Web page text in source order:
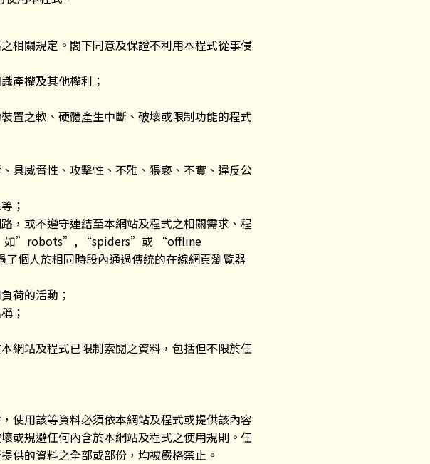
相關規定。閣下同意及保證不利用本程式從事侵
產權及其他權利；
置之軟、硬體產生中斷、破壞或限制功能的程式
具威脅性、攻擊性、不雅、猥褻、不實、違反公
；
，或不遵守連結至本網站及程式之相關需求、程
， 如”robots”, “spiders”或 “offline
個人於相同時段內通過傳統的在線網頁瀏覧器
荷的活動；
；
網站及程式已限制索閱之資料，包括但不限於任
使用該等資料必須依本網站及程式或提供該內容
或規避任何內含於本網站及程式之使用規則。任
供的資料之全部或部份，均被嚴格禁止。